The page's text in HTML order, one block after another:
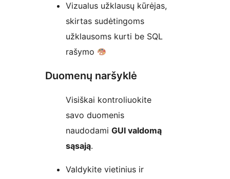
Vizualus užklausų kūrėjas,
skirtas sudėtingoms
užklausoms kurti be SQL
rašymo
Duomenų naršyklė
Visiškai kontroliuokite
savo duomenis
naudodami GUI valdomą
sąsają.
Valdykite vietinius ir